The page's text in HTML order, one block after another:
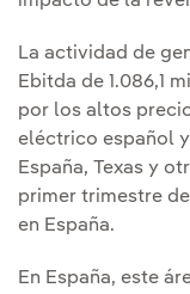
La actividad de
Ebitda de 1.086,1
por los altos
eléctrico español
España, Texas y
primer trimestre
en España.
En España, este